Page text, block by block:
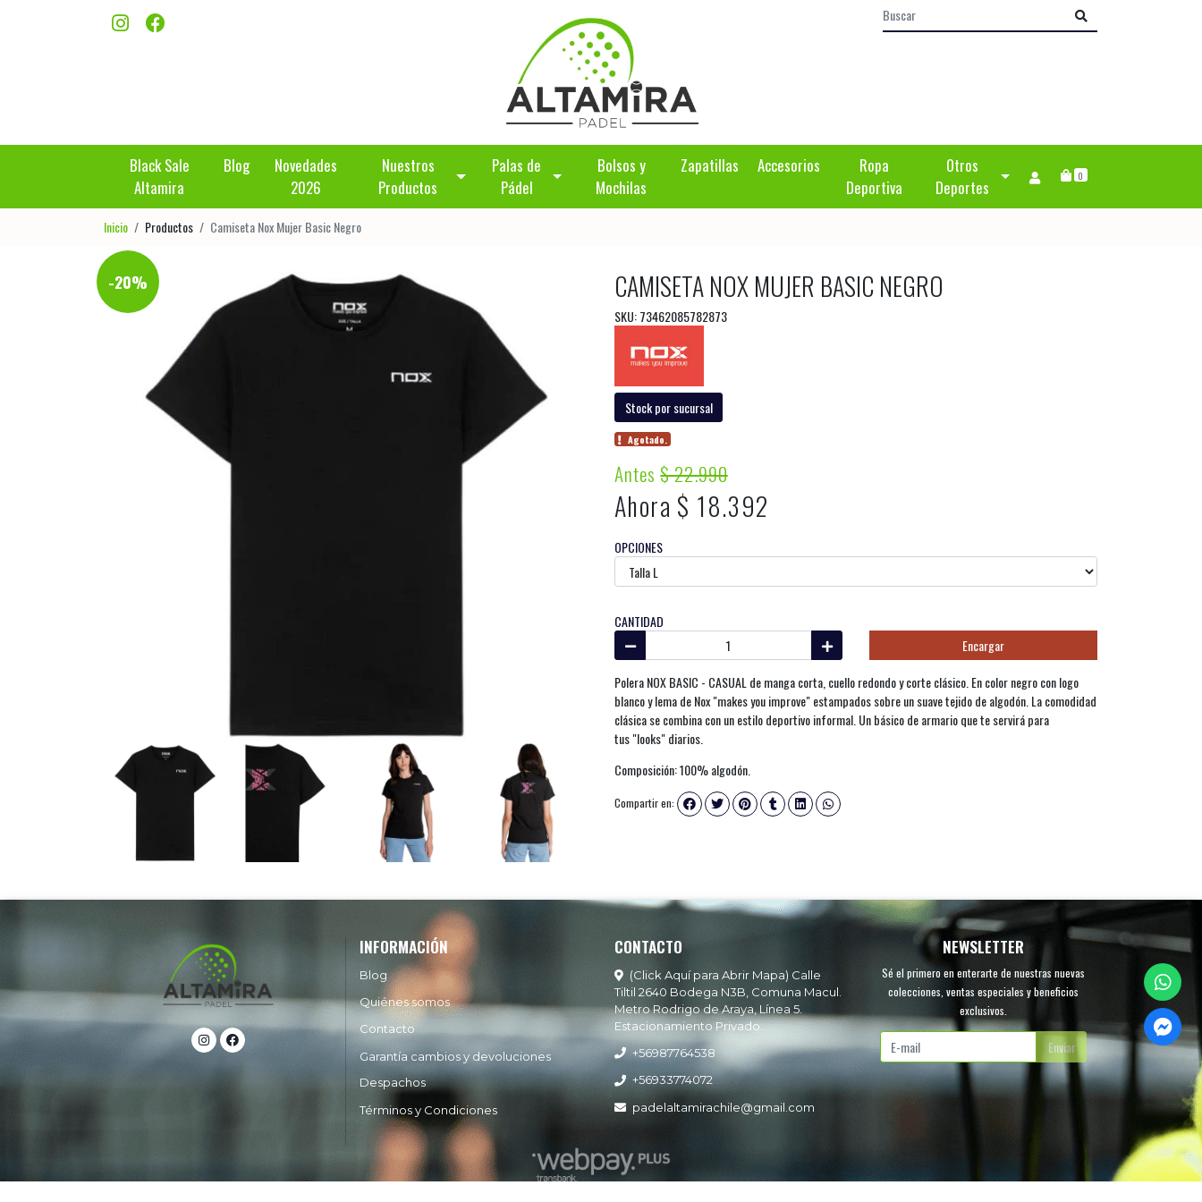
Black Sale
Altamira
Blog
Novedades
2026
Nuestros
Productos
Palas de
Pádel
Bolsos y
Mochilas
Zapatillas Accesorios
Ropa
Deportiva
Otros
Deportes
0
Inicio Productos Camiseta Nox Mujer Basic Negro
-20% CAMISETA NOX MUJER BASIC NEGRO
SKU: 73462085782873
Stock por sucursal
Agotado.
Antes$ 22.990
Ahora $ 18.392
OPCIONES
CANTIDAD
Encargar
Polera NOX BASIC - CASUAL de manga corta, cuello redondo y corte clásico. En color negro con logo
blanco y lema de Nox "makes you improve" estampados sobre un suave tejido de algodón. La comodidad
clásica se combina con un estilo deportivo informal. Un básico de armario que te servirá para
tus "looks" diarios.
Composición: 100% algodón.
Compartir en:
INFORMACIÓN
Blog
Quiénes somos
Contacto
Garantía cambios y devoluciones
Despachos
Términos y Condiciones
CONTACTO
(Click Aquí para Abrir Mapa) Calle
Tiltil 2640 Bodega N3B, Comuna Macul.
Metro Rodrigo de Araya, Línea 5.
Estacionamiento Privado
+56987764538
+56933774072
padelaltamirachile@gmail.com
NEWSLETTER
Sé el primero en enterarte de nuestras nuevas
colecciones, ventas especiales y beneficios
exclusivos.
Enviar